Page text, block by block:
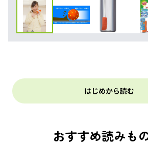
はじめから読む
おすすめ読みも